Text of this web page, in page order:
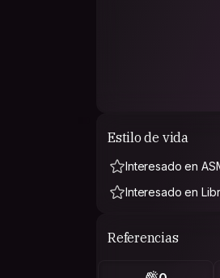
Estilo de vida
Interesado en
Interesado en
Referencias